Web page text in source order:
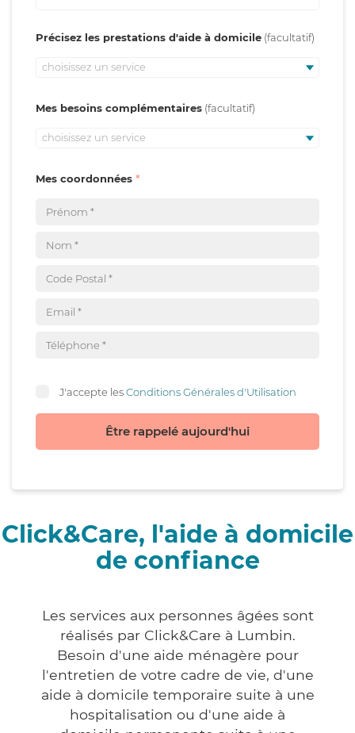
Précisez les prestations d'aide à domicile
choisissez un service
Mes besoins complémentaires
choisissez un service
Mes coordonnées
J'accepte lesConditions Générales d'Utilisation
Être rappelé aujourd'hui
Click&Care, l'aide à domicile
de confiance
Les services aux personnes âgées sont
réalisés par Click&Care à Lumbin.
Besoin d'une aide ménagère pour
l'entretien de votre cadre de vie, d'une
aide à domicile temporaire suite à une
hospitalisation ou d'une aide à